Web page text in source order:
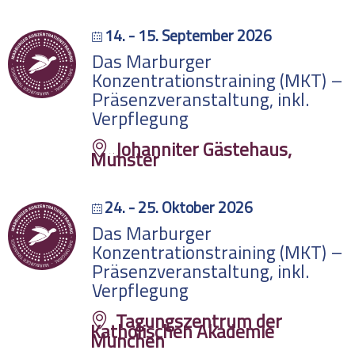
14. - 15. September 2026
Das Marburger
Konzentrationstraining (MKT) –
Präsenzveranstaltung, inkl.
Verpflegung
Johanniter Gästehaus,
Münster
24. - 25. Oktober 2026
Das Marburger
Konzentrationstraining (MKT) –
Präsenzveranstaltung, inkl.
Verpflegung
Tagungszentrum der
Katholischen Akademie
München